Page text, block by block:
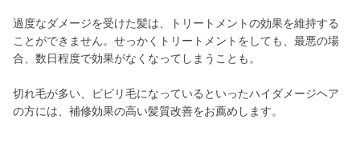
過度なダメージを受けた髪は、トリートメントの効果を維持する
ことができません。せっかくトリートメントをしても、最悪の場
合、数日程度で効果がなくなってしまうことも。
切れ毛が多い、ビビリ毛になっているといったハイダメージヘア
の方には、補修効果の高い髪質改善をお薦めします。